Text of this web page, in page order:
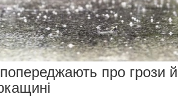
про грози й